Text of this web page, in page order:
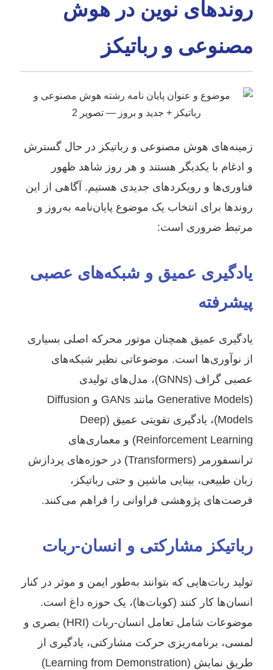
روندهای نوین در هوش
مصنوعی و رباتیکز
زمینه‌های هوش مصنوعی و رباتیکز در حال گسترش
و ادغام با یکدیگر هستند و هر روز شاهد ظهور
فناوری‌ها و رویکردهای جدیدی هستیم. آگاهی از این
روندها برای انتخاب یک موضوع پایان‌نامه به‌روز و
مرتبط ضروری است:
یادگیری عمیق و شبکه‌های عصبی
پیشرفته
یادگیری عمیق همچنان موتور محرکه اصلی بسیاری
از نوآوری‌ها است. موضوعاتی نظیر شبکه‌های
عصبی گراف (GNNs)، مدل‌های تولیدی
(Generative Models مانند GANs و Diffusion
Models)، یادگیری تقویتی عمیق (Deep
Reinforcement Learning) و معماری‌های
ترانسفورمر (Transformers) در حوزه‌های پردازش
زبان طبیعی، بینایی ماشین و حتی رباتیکز،
فرصت‌های پژوهشی فراوانی را فراهم می‌کنند.
رباتیکز مشارکتی و انسان-ربات
تولید ربات‌هایی که بتوانند به‌طور ایمن و موثر در کنار
انسان‌ها کار کنند (کوبات‌ها)، یک حوزه داغ است.
موضوعات شامل تعامل انسان-ربات (HRI) بصری و
لمسی، برنامه‌ریزی حرکت مشارکتی، یادگیری از
طریق نمایش (Learning from Demonstration)